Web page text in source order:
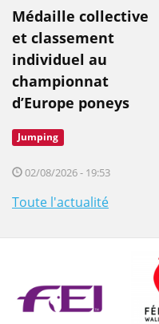
Médaille collective
et classement
individuel au
championnat
d’Europe poneys
Jumping
02/08/2026 - 19:53
Toute l'actualité